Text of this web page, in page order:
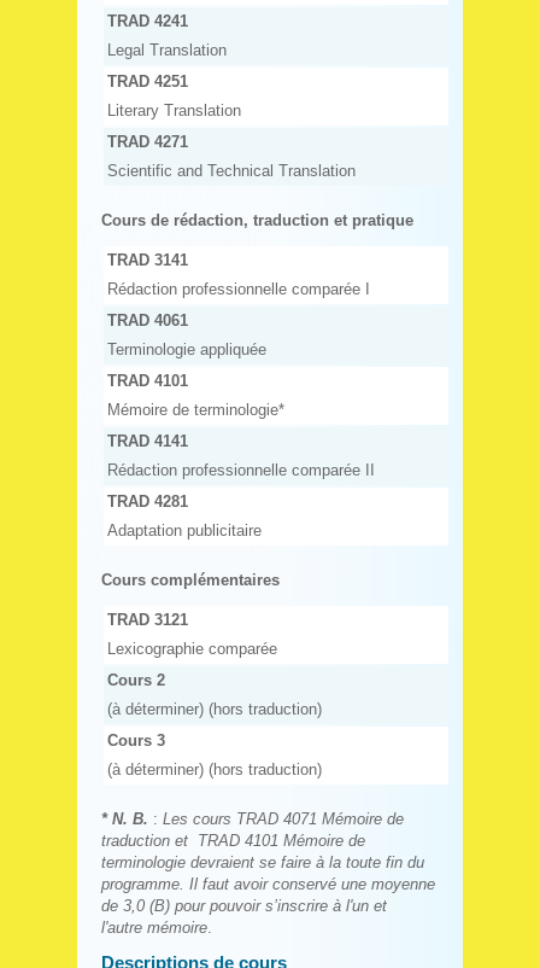
TRAD 4241
Legal Translation
TRAD 4251
Literary Translation
TRAD 4271
Scientific and Technical Translation
Cours de rédaction, traduction et pratique
TRAD 3141
Rédaction professionnelle comparée I
TRAD 4061
Terminologie appliquée
TRAD 4101
Mémoire de terminologie*
TRAD 4141
Rédaction professionnelle comparée II
TRAD 4281
Adaptation publicitaire
Cours complémentaires
TRAD 3121
Lexicographie comparée
Cours 2
(à déterminer) (hors traduction)
Cours 3
(à déterminer) (hors traduction)
* N. B. : Les cours TRAD 4071 Mémoire de
traduction et TRAD 4101 Mémoire de
terminologie devraient se faire à la toute fin du
programme. Il faut avoir conservé une moyenne
de 3,0 (B) pour pouvoir s’inscrire à l'un et
l'autre mémoire
Descriptions de cours